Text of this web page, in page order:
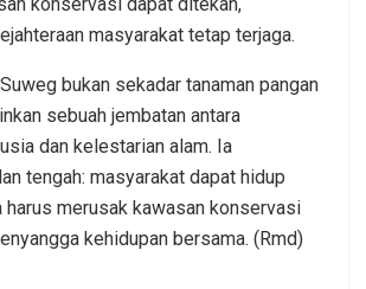
masyarakat tetap terjaga.
bukan sekadar tanaman pangan
sebuah jembatan antara
dan kelestarian alam. Ia
tengah: masyarakat dapat hidup
harus merusak kawasan konservasi
kehidupan bersama. (Rmd)